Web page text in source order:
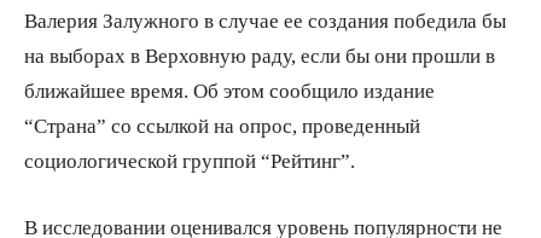
Валерия Залужного в случае ее создания победила бы
на выборах в Верховную раду, если бы они прошли в
ближайшее время. Об этом сообщило издание
“Страна” со ссылкой на опрос, проведенный
социологической группой “Рейтинг”.
В исследовании оценивался уровень популярности не